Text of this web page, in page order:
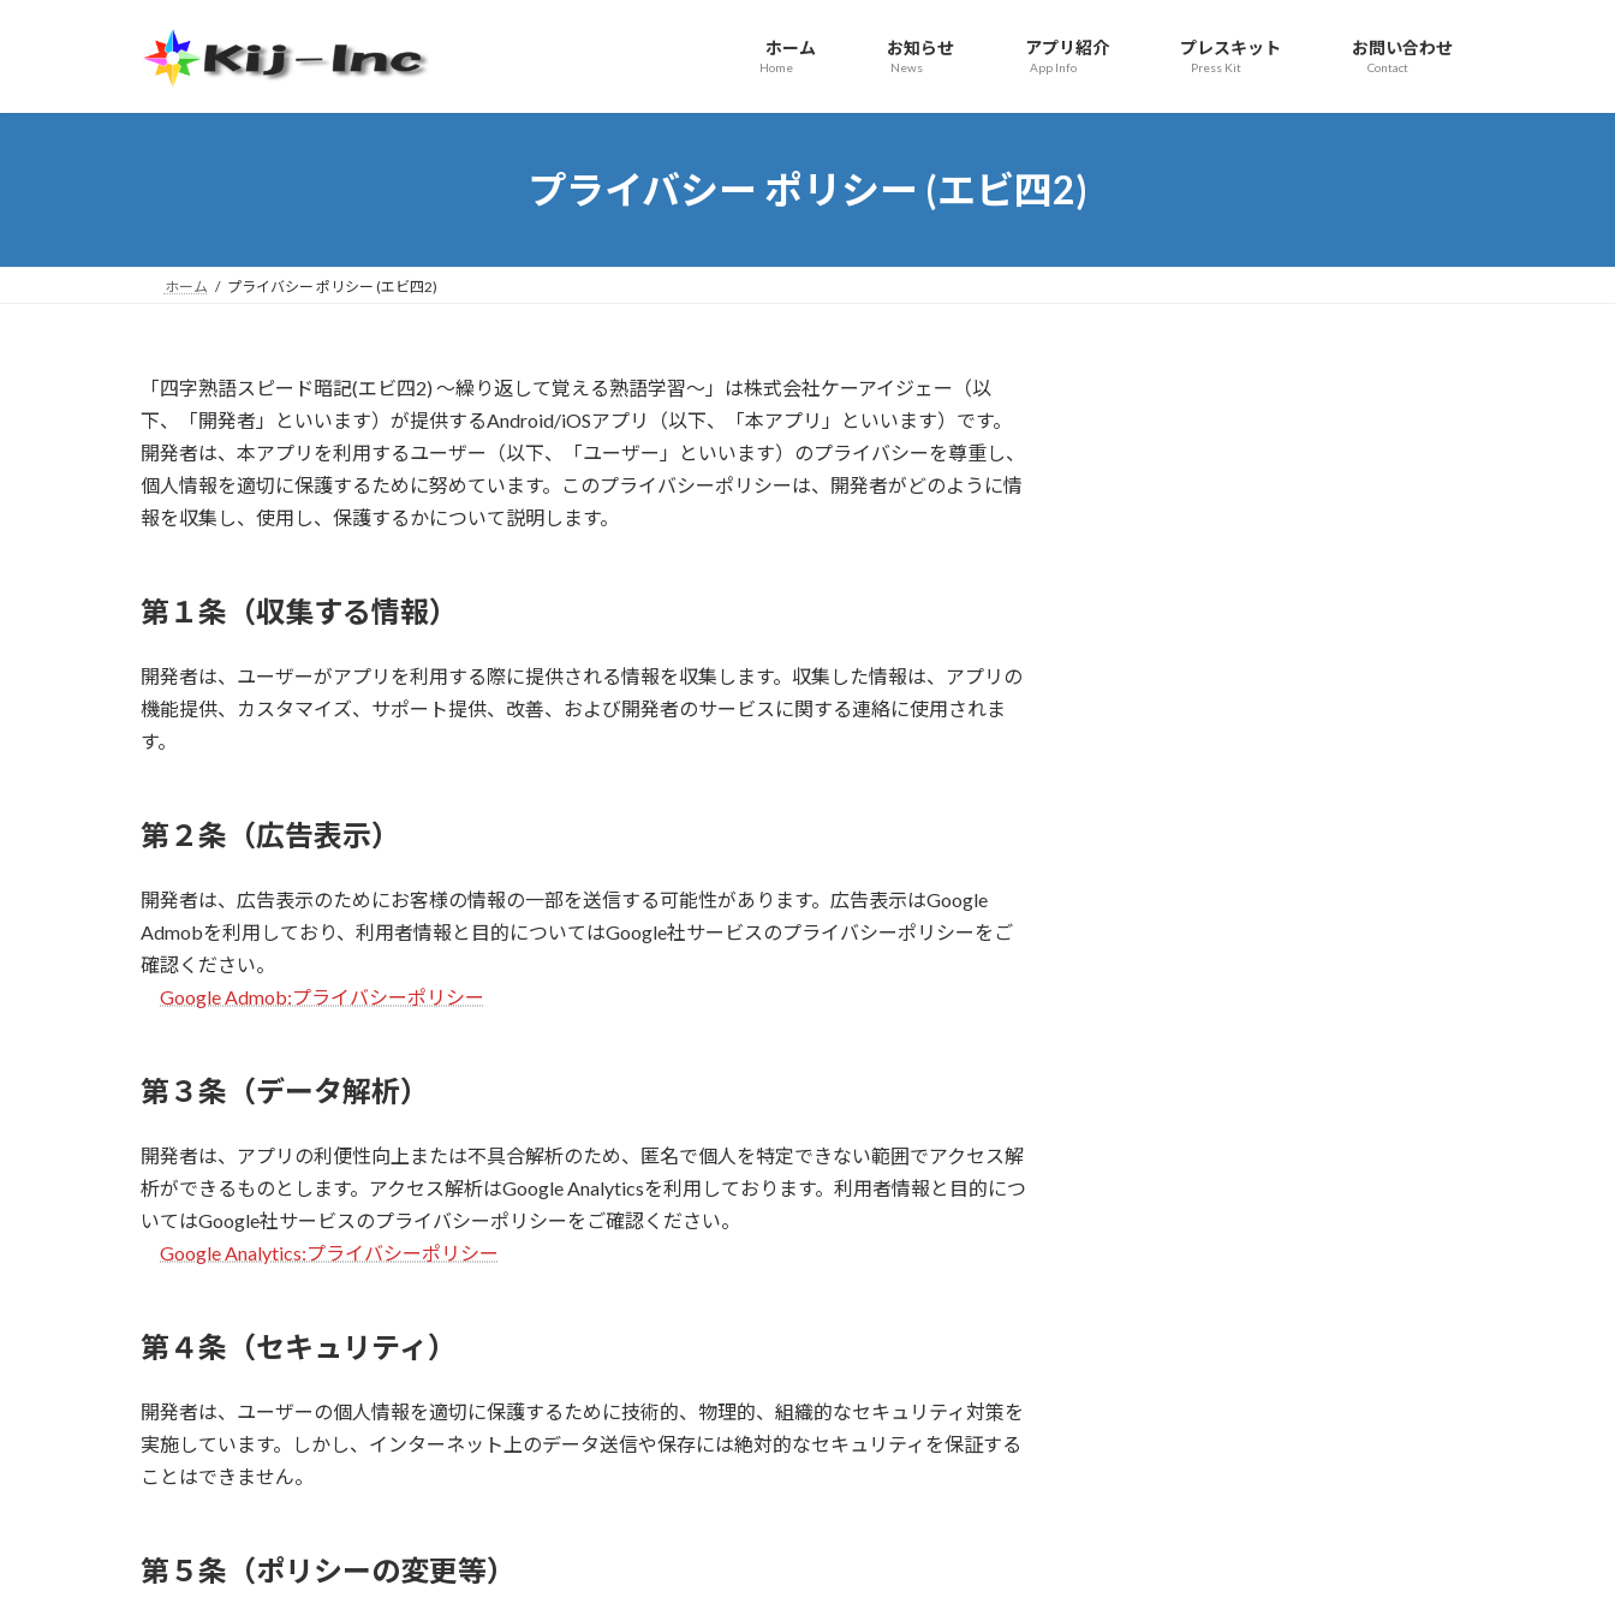
プ
動
ホーム
Home
お知らせ
News
アプリ紹介
App Info
プレスキット
Press Kit
お問い合わせ
Contact
プライバシー ポリシー (エビ四2)
ホーム プライバシー ポリシー (エビ四2)
「四字熟語スピード暗記(エビ四2) ～繰り返して覚える熟語学習～」は株式会社ケーアイジェー（以
下、「開発者」といいます）が提供するAndroid/iOSアプリ（以下、「本アプリ」といいます）です。
開発者は、本アプリを利用するユーザー（以下、「ユーザー」といいます）のプライバシーを尊重し、
個人情報を適切に保護するために努めています。このプライバシーポリシーは、開発者がどのように情
報を収集し、使用し、保護するかについて説明します。
第１条（収集する情報）
開発者は、ユーザーがアプリを利用する際に提供される情報を収集します。収集した情報は、アプリの
機能提供、カスタマイズ、サポート提供、改善、および開発者のサービスに関する連絡に使用されま
す。
第２条（広告表示）
開発者は、広告表示のためにお客様の情報の一部を送信する可能性があります。広告表示はGoogle
Admobを利用しており、利用者情報と目的についてはGoogle社サービスのプライバシーポリシーをご
確認ください。
Google Admob:プライバシーポリシー
第３条（データ解析）
開発者は、アプリの利便性向上または不具合解析のため、匿名で個人を特定できない範囲でアクセス解
析ができるものとします。アクセス解析はGoogle Analyticsを利用しております。利用者情報と目的につ
いてはGoogle社サービスのプライバシーポリシーをご確認ください。
Google Analytics:プライバシーポリシー
第４条（セキュリティ）
開発者は、ユーザーの個人情報を適切に保護するために技術的、物理的、組織的なセキュリティ対策を
実施しています。しかし、インターネット上のデータ送信や保存には絶対的なセキュリティを保証する
ことはできません。
第５条（ポリシーの変更等）